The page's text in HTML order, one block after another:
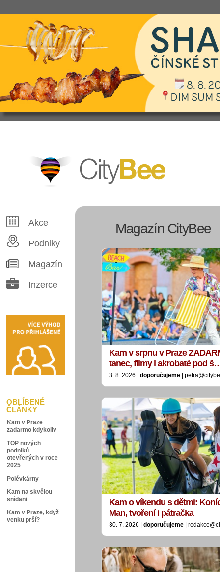
CityBee
Akce
Podniky
Magazín
Inzerce
OBLÍBENÉ
ČLÁNKY
Kam v Praze
zadarmo kdykoliv
TOP nových
podniků
otevřených v roce
2025
Polévkárny
Kam na skvělou
snídani
Kam v Praze, když
venku prší?
Magazín CityBee
Kam v srpnu v Praze
tanec, filmy i akrobaté pod
3. 8. 2026 | doporučujeme |
Kam o víkendu s dětmi:
Man, tvoření i pátračka
30. 7. 2026 | doporučujeme |